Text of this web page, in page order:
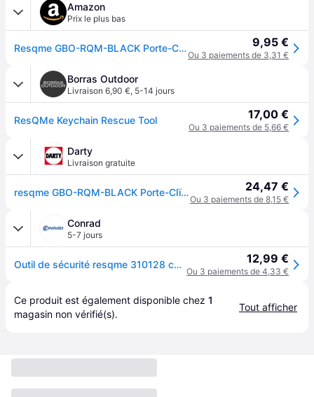
Amazon
Prix le plus bas
Resqme GBO-RQM-BLACK Porte-Clés Sécurité, Noir, Lot de 1 9,95 €
Ou 3 paiements de 3,31 €
Borras Outdoor
Livraison 6,90 €, 5-14 jours
ResQMe Keychain Rescue Tool 17,00 €
Ou 3 paiements de 5,66 €
Darty
Livraison gratuite
resqme GBO-RQM-BLACK Porte-Clï¿½s Sï¿½curitï¿½, Noir, Lot de 1 24,47 €
Ou 3 paiements de 8,15 €
Conrad
5-7 jours
Outil de sécurité resqme 310128 coupe-ceinture, brise-vitre 12,99 €
Ou 3 paiements de 4,33 €
Ce produit est également disponible chez 1
magasin non vérifié(s).
Tout afficher